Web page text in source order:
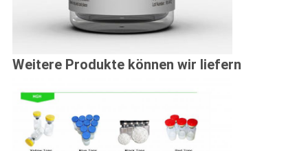
Weitere Produkte können wir liefern